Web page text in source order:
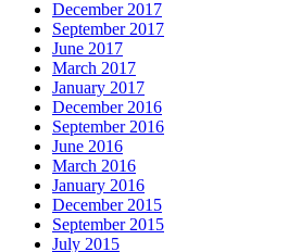
December 2017
September 2017
June 2017
March 2017
January 2017
December 2016
September 2016
June 2016
March 2016
January 2016
December 2015
September 2015
July 2015